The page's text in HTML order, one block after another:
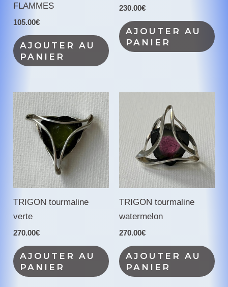
FLAMMES
105.00€
AJOUTER AU
PANIER
230.00€
AJOUTER AU
PANIER
TRIGON tourmaline
verte
270.00€
AJOUTER AU
PANIER
TRIGON tourmaline
watermelon
270.00€
AJOUTER AU
PANIER